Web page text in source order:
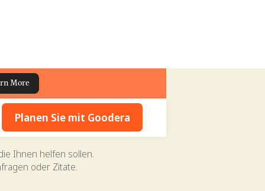
More
Planen Sie mit Goodera
Ihnen helfen sollen.
oder Zitate.